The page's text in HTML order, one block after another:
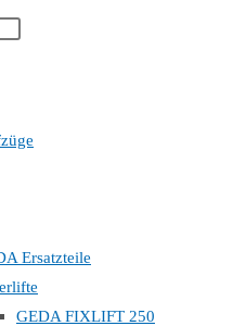
Ersatzteile
GEDA FIXLIFT 250